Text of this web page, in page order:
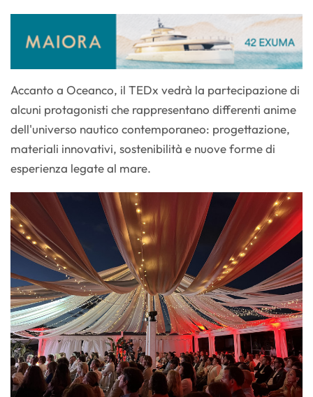
Accanto a Oceanco, il TEDx vedrà la partecipazione di
alcuni protagonisti che rappresentano differenti anime
dell'universo nautico contemporaneo: progettazione,
materiali innovativi, sostenibilità e nuove forme di
esperienza legate al mare.